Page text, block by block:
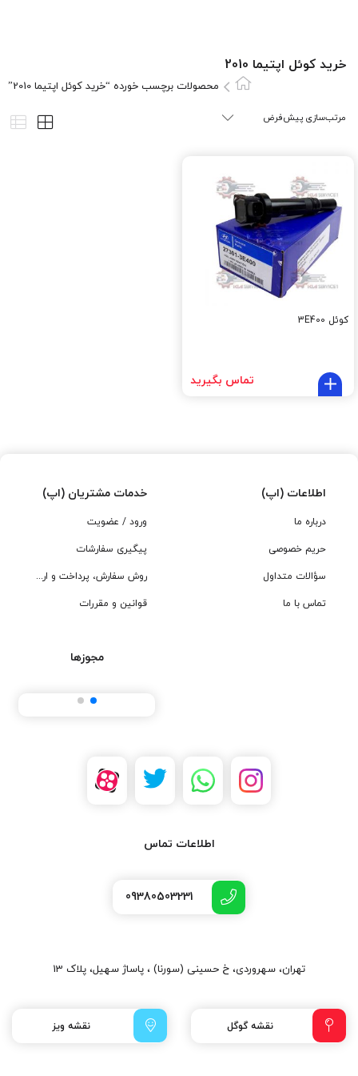
خرید کوئل اپتیما 2010
محصولات برچسب خورده “خرید کوئل اپتیما 2010”
کوئل 3E400
تماس بگیرید
اطلاعات (اپ)
درباره ما
حریم خصوصی
سؤالات متداول
تماس با ما
خدمات مشتریان (اپ)
ورود / عضویت
پیگیری سفارشات
روش سفارش، پرداخت و ارسال
قوانین و مقررات
مجوزها
اطلاعات تماس
09380503231
تهران، سهروردی، خ حسینی (سورنا) ، پاساژ سهیل، پلاک 13
نقشه گوگل نقشه ویز